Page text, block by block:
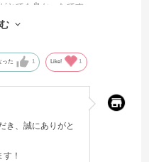
とても良かったです。
の大きさの子ならおしりが隠
った 1 Like! 1
き、誠にありがと
！